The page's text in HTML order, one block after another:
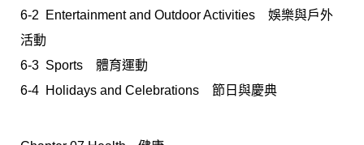
6-2 Entertainment and Outdoor Activities 娛樂與戶外
活動
6-3 Sports 體育運動
6-4 Holidays and Celebrations 節日與慶典